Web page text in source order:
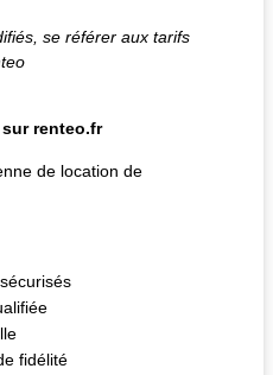
se référer aux tarifs
renteo.fr
de location de
fidélité